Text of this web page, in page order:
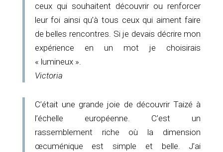
ceux qui souhaitent découvrir ou renforcer
leur foi ainsi qu’à tous ceux qui aiment faire
de belles rencontres. Si je devais décrire mon
expérience en un mot je choisirais
« lumineux ».
Victoria
C’était une grande joie de découvrir Taizé à
l’échelle européenne. C’est un
rassemblement riche où la dimension
œcuménique est simple et belle. J’ai